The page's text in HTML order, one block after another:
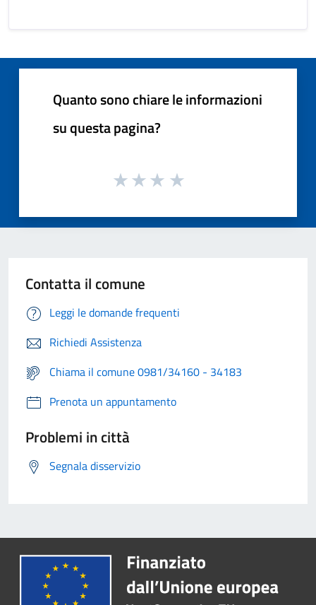
Quanto sono chiare le informazioni
su questa pagina?
Contatta il comune
Leggi le domande frequenti
Richiedi Assistenza
Chiama il comune 0981/34160 - 34183
Prenota un appuntamento
Problemi in città
Segnala disservizio